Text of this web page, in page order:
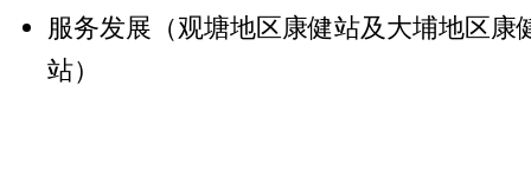
服务发展（观塘地区康健站及大埔地区康
站）